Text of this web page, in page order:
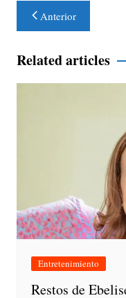
Navegación
de
entradas
Anterior
Related articles
Entretenimiento
Restos de